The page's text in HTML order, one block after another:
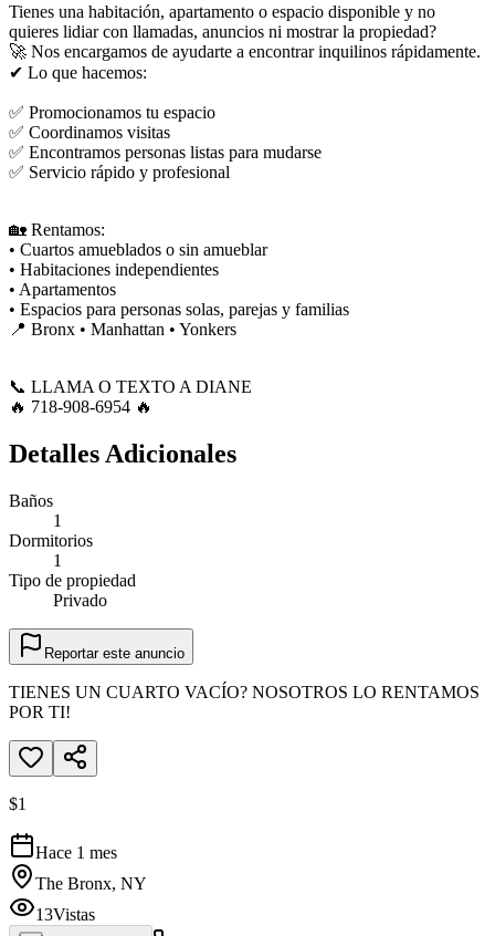
Tienes una habitación, apartamento o espacio disponible y no
quieres lidiar con llamadas, anuncios ni mostrar la propiedad?
🚀 Nos encargamos de ayudarte a encontrar inquilinos rápidamente.
✔ Lo que hacemos:
✅ Promocionamos tu espacio
✅ Coordinamos visitas
✅ Encontramos personas listas para mudarse
✅ Servicio rápido y profesional
🏡 Rentamos:
• Cuartos amueblados o sin amueblar
• Habitaciones independientes
• Apartamentos
• Espacios para personas solas, parejas y familias
📍 Bronx • Manhattan • Yonkers
📞 LLAMA O TEXTO A DIANE
🔥 718-908-6954 🔥
Detalles Adicionales
Baños
1
Dormitorios
1
Tipo de propiedad
Privado
Reportar este anuncio
TIENES UN CUARTO VACÍO? NOSOTROS LO RENTAMOS
POR TI!
$1
Hace 1 mes
The Bronx, NY
13Vistas